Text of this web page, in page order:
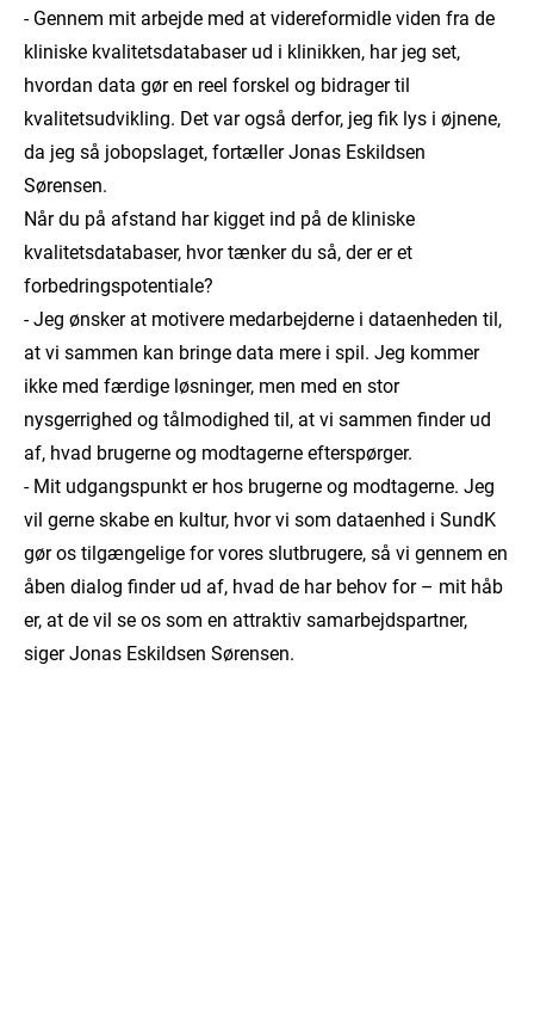
- Gennem mit arbejde med at videreformidle viden fra de
kliniske kvalitetsdatabaser ud i klinikken, har jeg set,
hvordan data gør en reel forskel og bidrager til
kvalitetsudvikling. Det var også derfor, jeg fik lys i øjnene,
da jeg så jobopslaget, fortæller Jonas Eskildsen
Sørensen.
Når du på afstand har kigget ind på de kliniske
kvalitetsdatabaser, hvor tænker du så, der er et
forbedringspotentiale?
- Jeg ønsker at motivere medarbejderne i dataenheden til,
at vi sammen kan bringe data mere i spil. Jeg kommer
ikke med færdige løsninger, men med en stor
nysgerrighed og tålmodighed til, at vi sammen finder ud
af, hvad brugerne og modtagerne efterspørger.
- Mit udgangspunkt er hos brugerne og modtagerne. Jeg
vil gerne skabe en kultur, hvor vi som dataenhed i SundK
gør os tilgængelige for vores slutbrugere, så vi gennem en
åben dialog finder ud af, hvad de har behov for – mit håb
er, at de vil se os som en attraktiv samarbejdspartner,
siger Jonas Eskildsen Sørensen.